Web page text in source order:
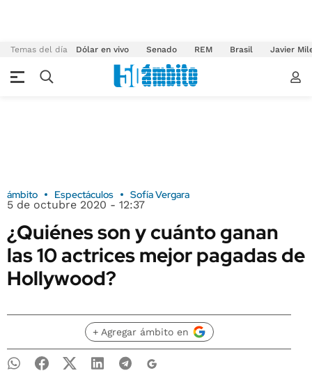
Temas del día Dólar en vivo Senado REM Brasil Javier
ámbito Espectáculos Sofía Vergara
5 de octubre 2020 - 12:37
¿Quiénes son y cuánto ganan
las 10 actrices mejor pagadas de
Hollywood?
+ Agregar ámbito en